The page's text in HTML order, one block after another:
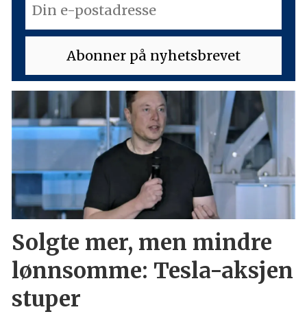
Solgte mer, men mindre
lønnsomme: Tesla-aksjen
stuper